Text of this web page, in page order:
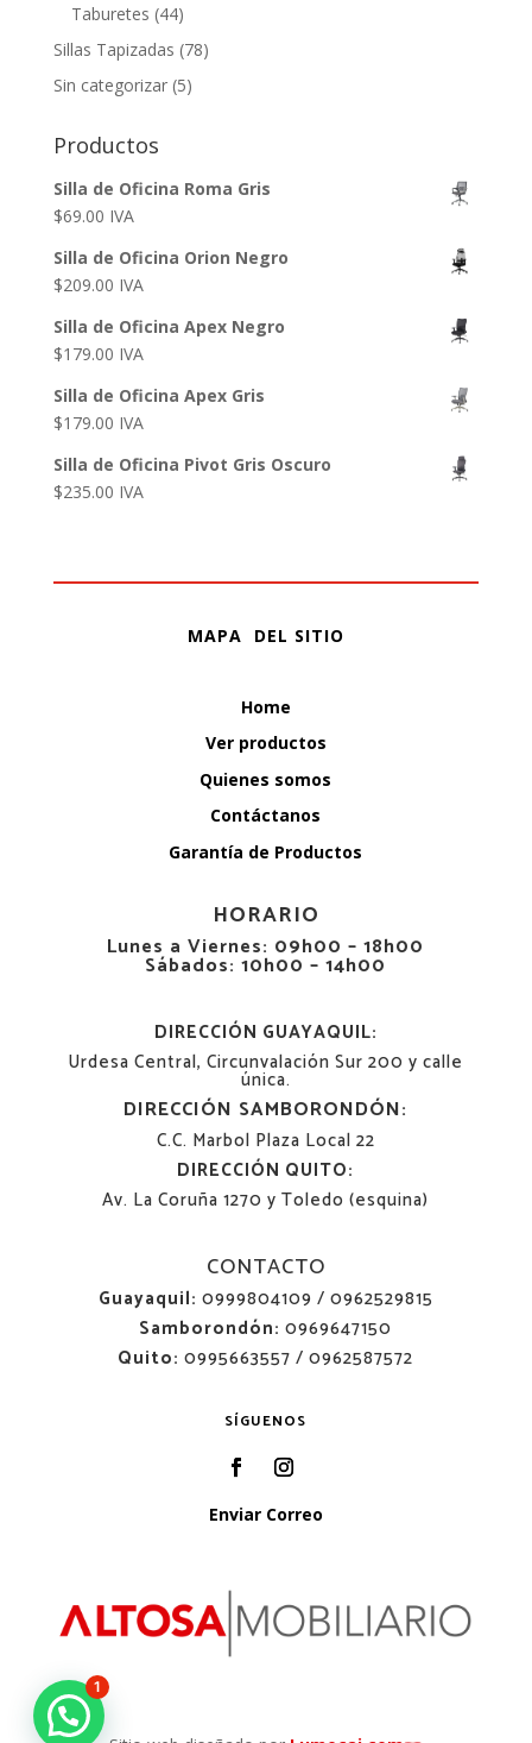
Taburetes (44)
Sillas Tapizadas (78)
Sin categorizar (5)
Productos
Silla de Oficina Roma Gris
$69.00 IVA
Silla de Oficina Orion Negro
$209.00 IVA
Silla de Oficina Apex Negro
$179.00 IVA
Silla de Oficina Apex Gris
$179.00 IVA
Silla de Oficina Pivot Gris Oscuro
$235.00 IVA
MAPA DEL SITIO
Home
Ver productos
Quienes somos
Contáctanos
Garantía de Productos
HORARIO
Lunes a Viernes: 09h00 – 18h00
Sábados: 10h00 – 14h00
DIRECCIÓN GUAYAQUIL:
Urdesa Central, Circunvalación Sur 200 y calle
única.
DIRECCIÓN SAMBORONDÓN:
C.C. Marbol Plaza Local 22
DIRECCIÓN QUITO:
Av. La Coruña 1270 y Toledo (esquina)
CONTACTO
Guayaquil: 0999804109 / 0962529815
Samborondón: 0969647150
Quito: 0995663557 / 0962587572
SÍGUENOS
Enviar Correo
1